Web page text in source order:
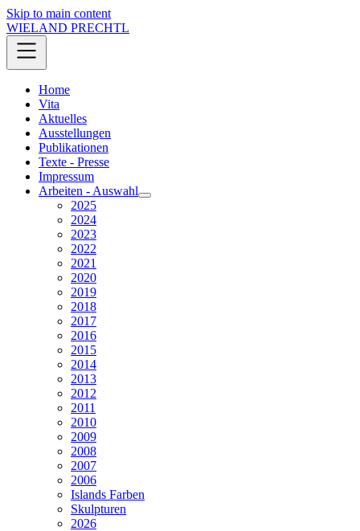
Skip to main content
WIELAND PRECHTL
Home
Vita
Aktuelles
Ausstellungen
Publikationen
Texte - Presse
Impressum
Arbeiten - Auswahl
2025
2024
2023
2022
2021
2020
2019
2018
2017
2016
2015
2014
2013
2012
2011
2010
2009
2008
2007
2006
Islands Farben
Skulpturen
2026